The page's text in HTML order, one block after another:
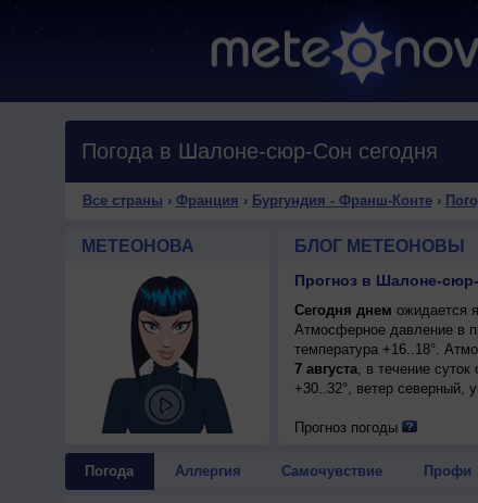
Погода в Шалоне-сюр-Сон сегодня
Все страны › Франция › Бургундия - Франш-Конте›
МЕТЕОНОВА БЛОГ МЕТЕОНОВЫ
Сегодня днем ожидается
Атмосферное давление в
температура +16..18°.
7 августа, в течение
+30..32°, ветер северный,
Прогноз погоды
Погода Аллергия Самочувствие Профи